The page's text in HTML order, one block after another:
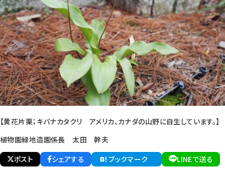
【黄花片栗；キバナカタクリ アメリカ、カナダの山野に自生しています。】
植物園緑地造園係長 太田 幹夫
ポスト
シェアする ブックマーク LINEで送る